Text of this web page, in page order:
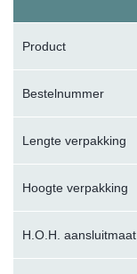
Product
Bestelnummer
Lengte verpakking
Hoogte verpakking
H.O.H. aansluitmaat